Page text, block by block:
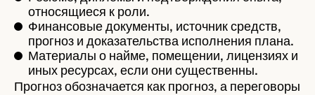
относящиеся к роли.
Финансовые документы, источник средств,
прогноз и доказательства исполнения плана.
Материалы о найме, помещении, лицензиях и
иных ресурсах, если они существенны.
Прогноз обозначается как прогноз, а переговоры